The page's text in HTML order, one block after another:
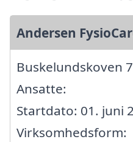
Andersen
Buskelundskoven
Ansatte:
Startdato: 01. juni
Virksomhedsform: